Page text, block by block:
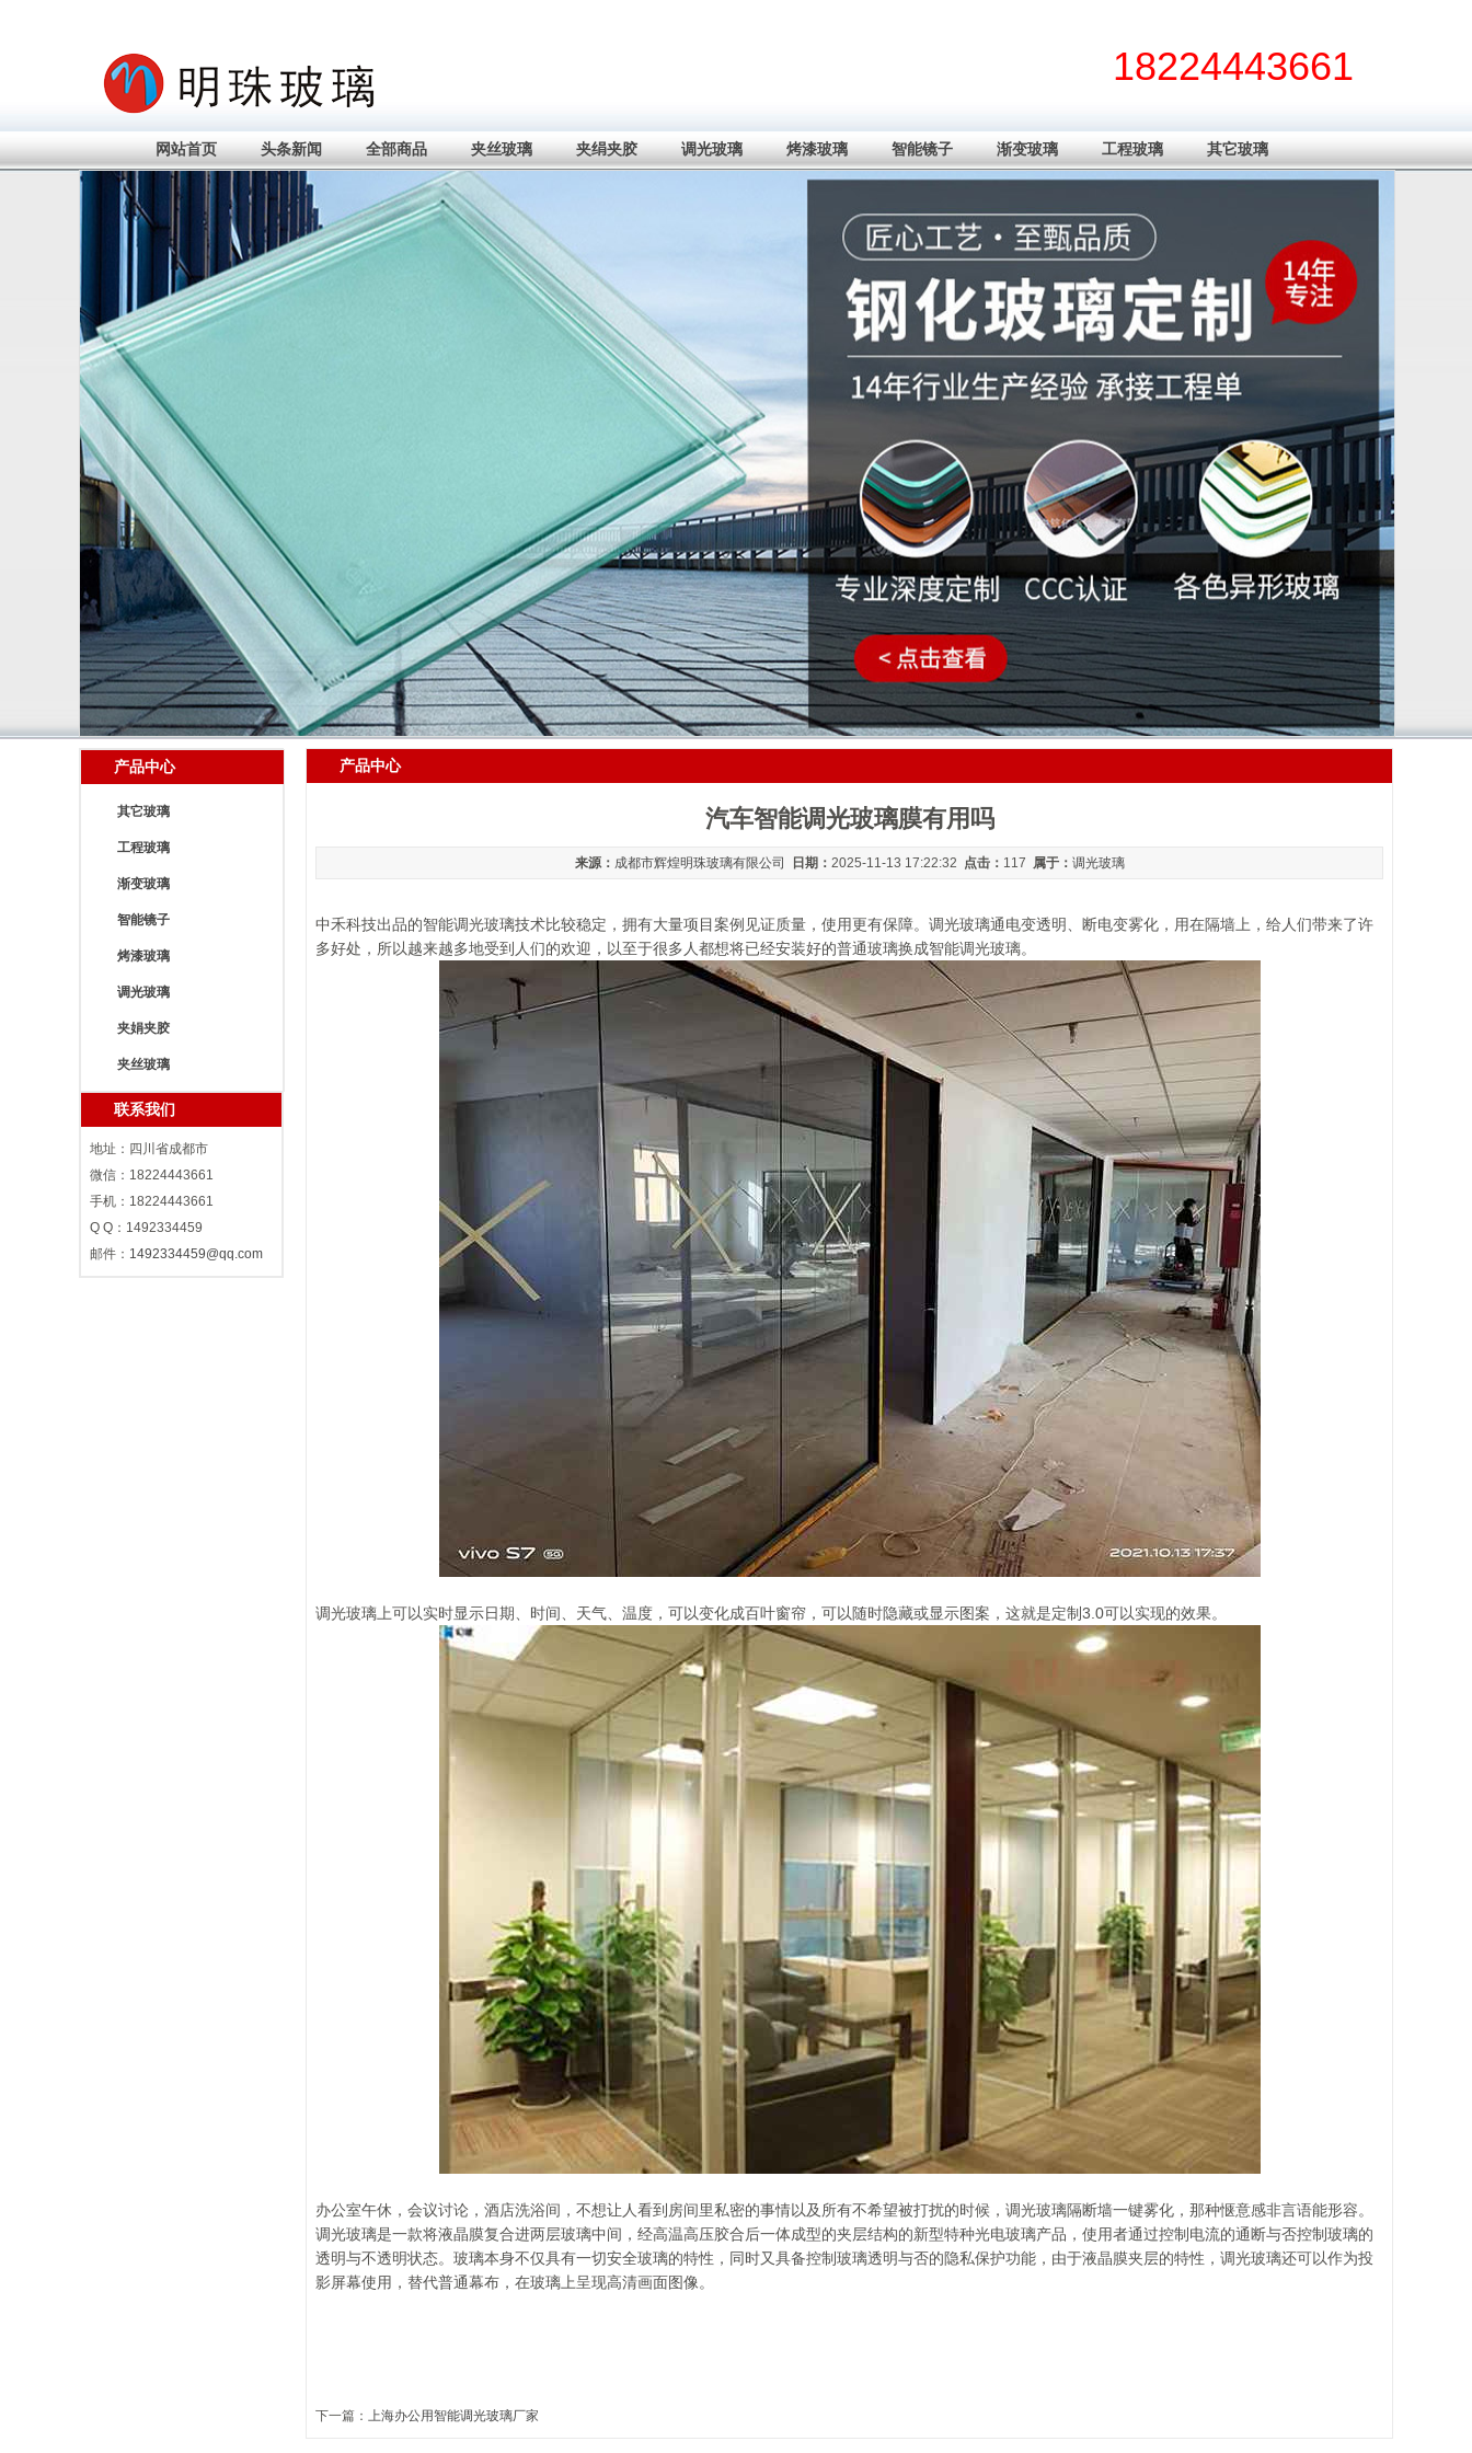
18224443661
网站首页 头条新闻 全部商品 夹丝玻璃 夹绢夹胶 调光玻璃 烤漆玻璃 智能镜子 渐变玻璃 工程玻璃 其它玻璃
产品中心
其它玻璃
工程玻璃
渐变玻璃
智能镜子
烤漆玻璃
调光玻璃
夹娟夹胶
夹丝玻璃
联系我们
地址：四川省成都市
微信：18224443661
手机：18224443661
Q Q：1492334459
邮件： 1492334459@qq.com
产品中心
汽车智能调光玻璃膜有用吗
来源： 成都市辉煌明珠玻璃有限公司 日期： 2025-11-13 17:22:32 点击： 117 属于： 调光玻璃
中禾科技出品的智能调光玻璃技术比较稳定，拥有大量项目案例见证质量，使用更有保障。调光玻璃通电变透明、断电变雾化，用在隔墙上，给人们带来了许
多好处，所以越来越多地受到人们的欢迎，以至于很多人都想将已经安装好的普通玻璃换成智能调光玻璃。
调光玻璃上可以实时显示日期、时间、天气、温度，可以变化成百叶窗帘，可以随时隐藏或显示图案，这就是定制3.0可以实现的效果。
办公室午休，会议讨论，酒店洗浴间，不想让人看到房间里私密的事情以及所有不希望被打扰的时候，调光玻璃隔断墙一键雾化，那种惬意感非言语能形容。
调光玻璃是一款将液晶膜复合进两层玻璃中间，经高温高压胶合后一体成型的夹层结构的新型特种光电玻璃产品，使用者通过控制电流的通断与否控制玻璃的
透明与不透明状态。玻璃本身不仅具有一切安全玻璃的特性，同时又具备控制玻璃透明与否的隐私保护功能，由于液晶膜夹层的特性，调光玻璃还可以作为投
影屏幕使用，替代普通幕布，在玻璃上呈现高清画面图像。
下一篇： 上海办公用智能调光玻璃厂家